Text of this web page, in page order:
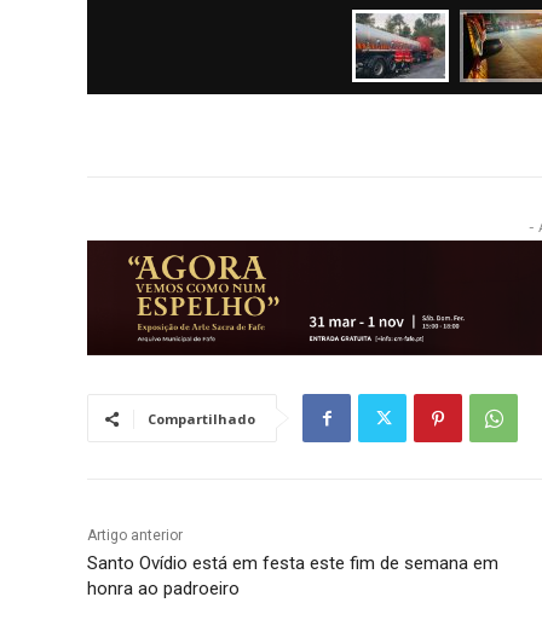
-
Compartilhado
Artigo anterior
Santo Ovídio está em festa este fim de semana em
honra ao padroeiro